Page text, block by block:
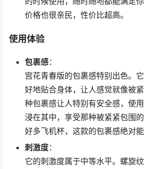
价格也很亲民，性价比超高。
使用体验
包裹感：
宫花青春版的包裹感特别出色。
好地贴合身体，让人感觉就像被
种包裹感让人特别有安全感，使
浸在其中，享受那种被紧紧包围
好多飞机杯，这款的包裹感绝对能
刺激度：
它的刺激度属于中等水平。螺旋